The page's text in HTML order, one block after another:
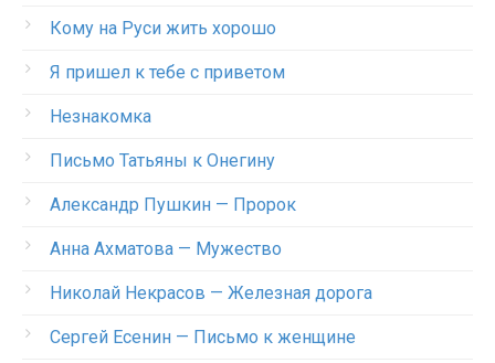
Кому на Руси жить хорошо
Я пришел к тебе с приветом
Незнакомка
Письмо Татьяны к Онегину
Александр Пушкин — Пророк
Анна Ахматова — Мужество
Николай Некрасов — Железная дорога
Сергей Есенин — Письмо к женщине